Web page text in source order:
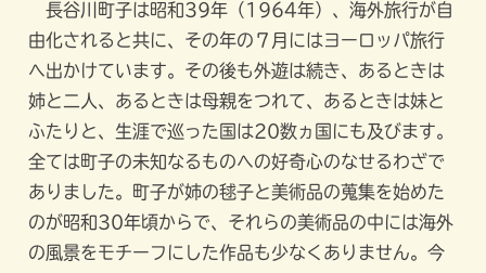
長谷川町子は昭和39年（1964年）、海外旅行が自
由化されると共に、その年の７月にはヨーロッパ旅行
へ出かけています。その後も外遊は続き、あるときは
姉と二人、あるときは母親をつれて、あるときは妹と
ふたりと、生涯で巡った国は20数ヵ国にも及びます。
全ては町子の未知なるものへの好奇心のなせるわざで
ありました。町子が姉の毬子と美術品の蒐集を始めた
のが昭和30年頃からで、それらの美術品の中には海外
の風景をモチーフにした作品も少なくありません。今